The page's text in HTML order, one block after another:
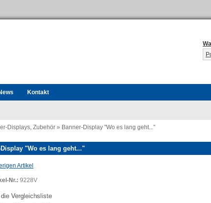
Kontakt
Displays, Zubehör » Banner-Display "Wo es lang geht..."
Display "Wo es lang geht..."
Artikel
Nr.: 9228V
Vergleichsliste